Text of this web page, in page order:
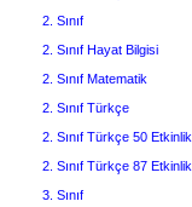
2. Sınıf
2. Sınıf Hayat Bilgisi
2. Sınıf Matematik
2. Sınıf Türkçe
2. Sınıf Türkçe 50 Etkinlik
2. Sınıf Türkçe 87 Etkinlik
3. Sınıf